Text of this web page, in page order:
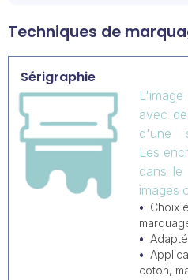
Techniques de
Sérigraphie
avec
d'une
Les
dans le
images
Choix
coton,